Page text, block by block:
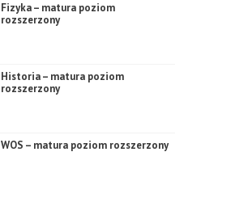
Fizyka – matura poziom
rozszerzony
Historia – matura poziom
rozszerzony
WOS – matura poziom rozszerzony